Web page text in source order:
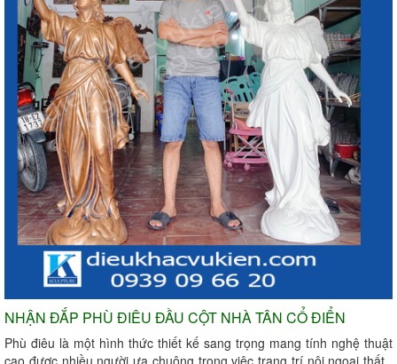
NHẬN ĐẮP PHÙ ĐIÊU ĐẦU CỘT NHÀ TÂN CỔ ĐIỂN
Phù điêu là một hình thức thiết kế sang trọng mang tính nghệ thuật